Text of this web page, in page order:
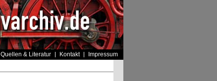
Quellen & Literatur Kontakt Impressum